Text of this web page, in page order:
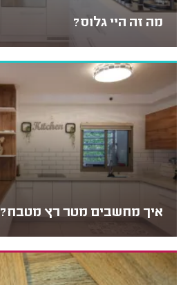
מה זה היי גלוס?
איך מחשבים מטר רץ מטבח?